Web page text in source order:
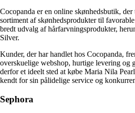
Cocopanda er en online skønhedsbutik,
sortiment af skønhedsprodukter til
bredt udvalg af hårfarvningsprodukter,
Silver.
Kunder, der har handlet hos Cocopanda,
overskuelige webshop, hurtige levering og
derfor et ideelt sted at købe Maria Nila
kendt for sin pålidelige service og
Sephora